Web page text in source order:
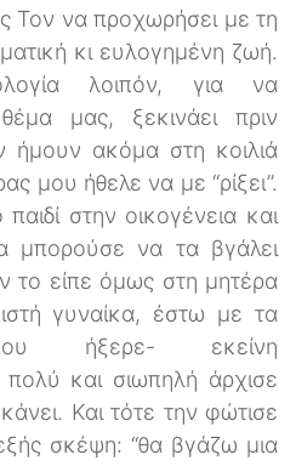
Τον να προχωρήσει με τη
κι ευλογημένη ζωή.
λοιπόν, για να
μας, ξεκινάει πριν
ακόμα στη κοιλιά
μου ήθελε να με “ρίξει”.
στην οικογένεια και
μπορούσε να τα βγάλει
το είπε όμως στη μητέρα
γυναίκα, έστω με τα
ήξερε- εκείνη
και σιωπηλή άρχισε
Και τότε την φώτισε
σκέψη: “θα βγάζω μια